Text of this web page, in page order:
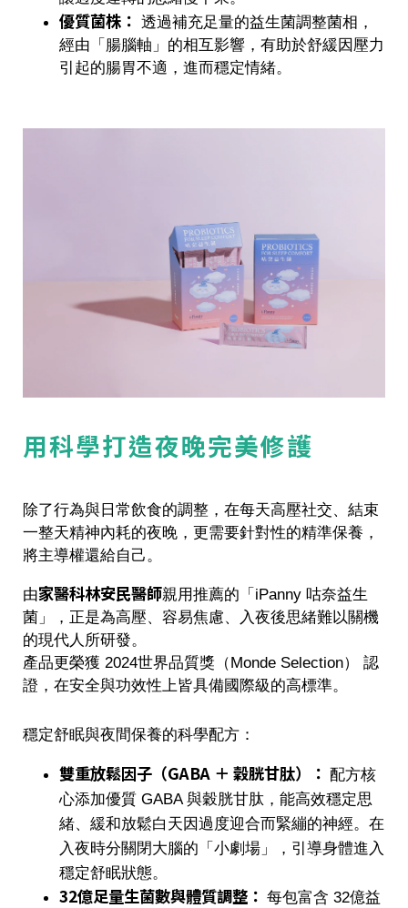
優質菌株： 透過補充足量的益生菌調整菌相，
經由「腸腦軸」的相互影響，有助於舒緩因壓力
引起的腸胃不適，進而穩定情緒。
用科學打造夜晚完美修護
除了行為與日常飲食的調整，在每天高壓社交、結束
一整天精神內耗的夜晚，更需要針對性的精準保養，
將主導權還給自己。
由家醫科林安民醫師親用推薦的「iPanny 咕奈益生
菌」，正是為高壓、容易焦慮、入夜後思緒難以關機
的現代人所研發。
產品更榮獲 2024世界品質獎（Monde Selection）
認
證，在安全與功效性上皆具備國際級的高標準。
穩定舒眠與夜間保養的科學配方：
雙重放鬆因子（GABA ＋ 穀胱甘肽）： 配方核
心添加優質 GABA 與穀胱甘肽，能高效穩定思
緒、緩和放鬆白天因過度迎合而緊繃的神經。在
入夜時分關閉大腦的「小劇場」，引導身體進入
穩定舒眠狀態。
32億足量生菌數與體質調整： 每包富含 32億益